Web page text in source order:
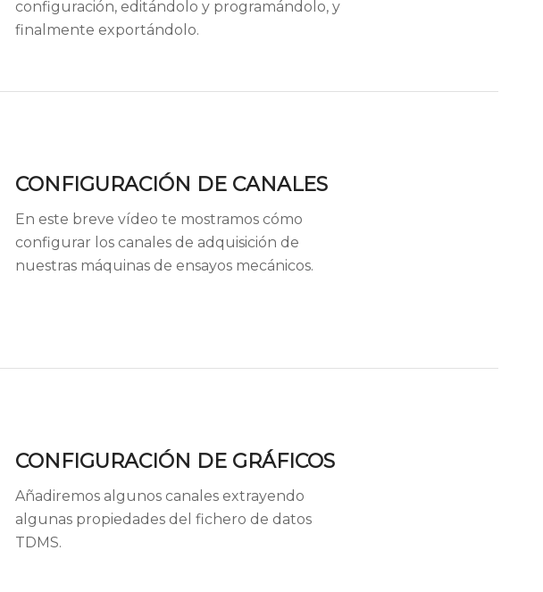
configuración, editándolo y programándolo, y
finalmente exportándolo.
CONFIGURACIÓN DE CANALES
En este breve vídeo te mostramos cómo
configurar los canales de adquisición de
nuestras máquinas de ensayos mecánicos.
CONFIGURACIÓN DE GRÁFICOS
Añadiremos algunos canales extrayendo
algunas propiedades del fichero de datos
TDMS.